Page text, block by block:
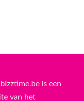
is een
van het